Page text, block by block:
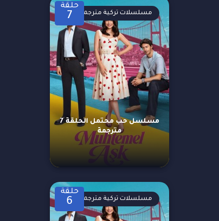
حلقة
7
مسلسل حب محتمل الحلقة 7
مترجمة
مسلسلات تركية مترجمة
حلقة
6 مسلسلات تركية مترجمة